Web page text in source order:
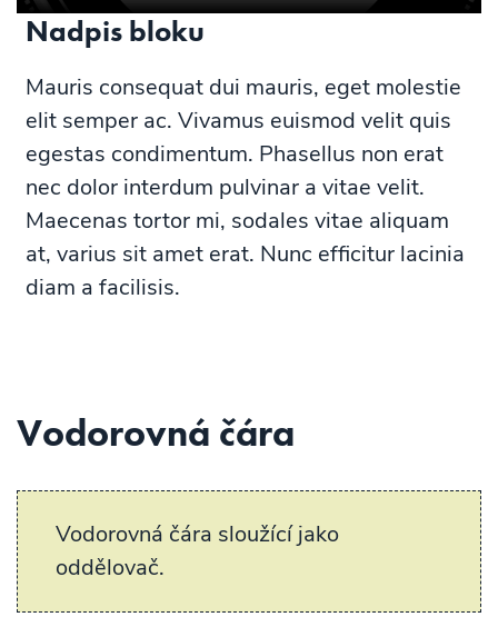
Nadpis bloku
Mauris consequat dui mauris, eget molestie
elit semper ac. Vivamus euismod velit quis
egestas condimentum. Phasellus non erat
nec dolor interdum pulvinar a vitae velit.
Maecenas tortor mi, sodales vitae aliquam
at, varius sit amet erat. Nunc efficitur lacinia
diam a facilisis.
Vodorovná čára
Vodorovná čára sloužící jako
oddělovač.